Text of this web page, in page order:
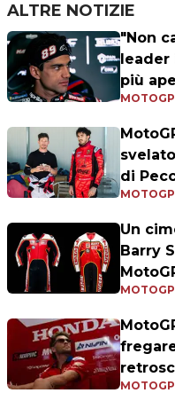
ALTRE NOTIZIE
"Non
leader
più
MOTOGP
di
MOTOGP
Un
Barry
MOTOGP
MOTOGP